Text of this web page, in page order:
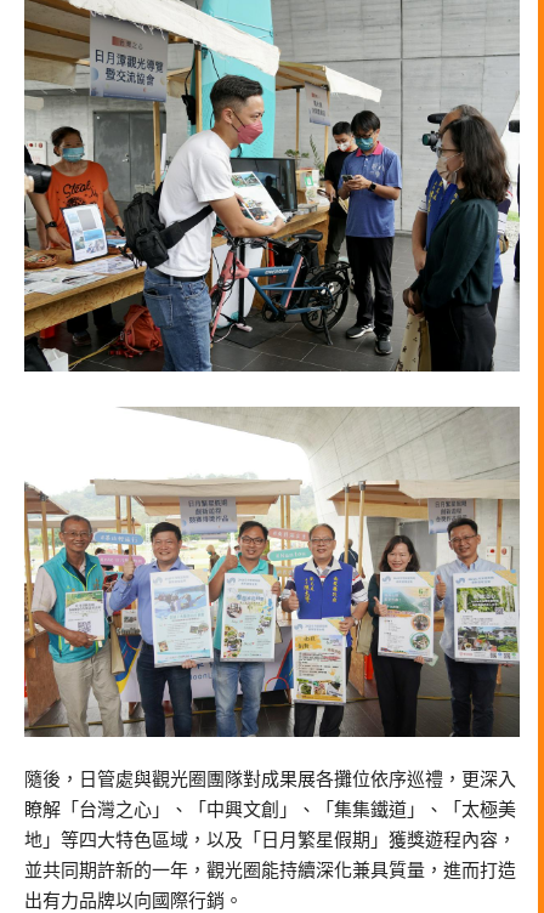
隨後，日管處與觀光圈團隊對成果展各攤位依序巡禮，更深入
瞭解「台灣之心」、「中興文創」、「集集鐵道」、「太極美
地」等四大特色區域，以及「日月繁星假期」獲獎遊程內容，
並共同期許新的一年，觀光圈能持續深化兼具質量，進而打造
出有力品牌以向國際行銷。